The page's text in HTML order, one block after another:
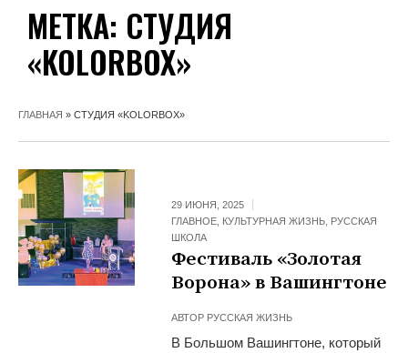
МЕТКА: СТУДИЯ
«KOLORBOX»
ГЛАВНАЯ » СТУДИЯ «KOLORBOX»
29 ИЮНЯ, 2025
ГЛАВНОЕ КУЛЬТУРНАЯ ЖИЗНЬ РУССКАЯ
ШКОЛА
Фестиваль «Золотая
Ворона» в Вашингтоне
АВТОР РУССКАЯ ЖИЗНЬ
В Большом Вашингтоне, который